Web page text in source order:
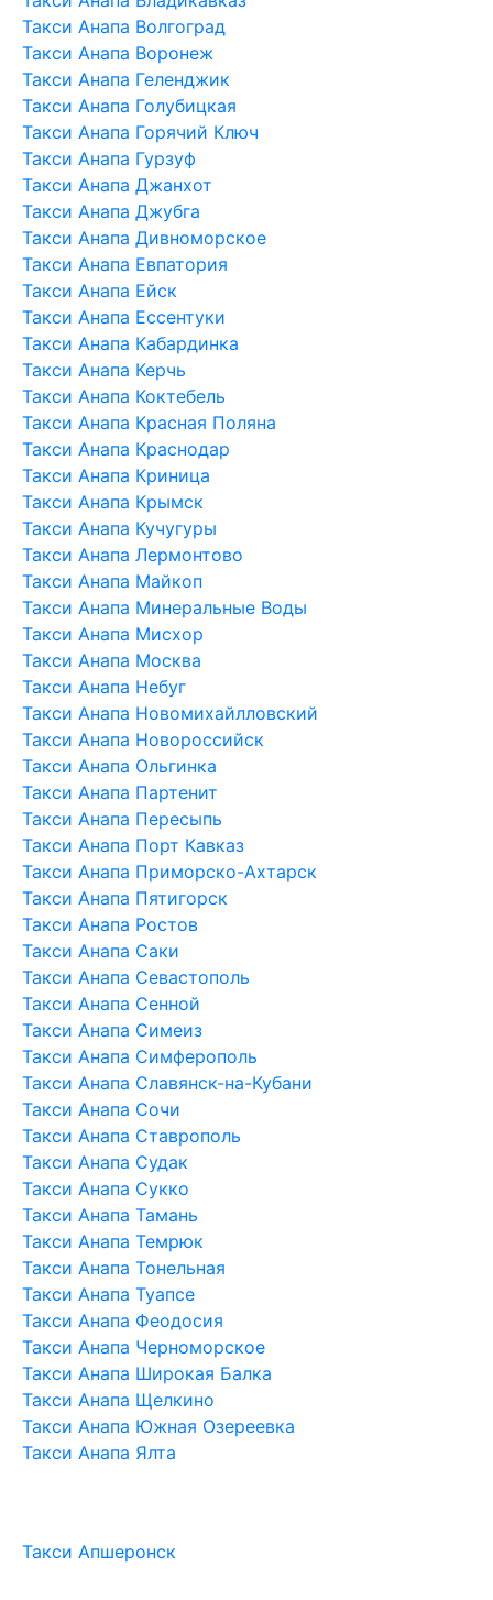
Такси Анапа Волгоград
Такси Анапа Воронеж
Такси Анапа Геленджик
Такси Анапа Голубицкая
Такси Анапа Горячий Ключ
Такси Анапа Гурзуф
Такси Анапа Джанхот
Такси Анапа Джубга
Такси Анапа Дивноморское
Такси Анапа Евпатория
Такси Анапа Ейск
Такси Анапа Ессентуки
Такси Анапа Кабардинка
Такси Анапа Керчь
Такси Анапа Коктебель
Такси Анапа Красная Поляна
Такси Анапа Краснодар
Такси Анапа Криница
Такси Анапа Крымск
Такси Анапа Кучугуры
Такси Анапа Лермонтово
Такси Анапа Майкоп
Такси Анапа Минеральные Воды
Такси Анапа Мисхор
Такси Анапа Москва
Такси Анапа Небуг
Такси Анапа Новомихайлловский
Такси Анапа Новороссийск
Такси Анапа Ольгинка
Такси Анапа Партенит
Такси Анапа Пересыпь
Такси Анапа Порт Кавказ
Такси Анапа Приморско-Ахтарск
Такси Анапа Пятигорск
Такси Анапа Ростов
Такси Анапа Саки
Такси Анапа Севастополь
Такси Анапа Сенной
Такси Анапа Симеиз
Такси Анапа Симферополь
Такси Анапа Славянск-на-Кубани
Такси Анапа Сочи
Такси Анапа Ставрополь
Такси Анапа Судак
Такси Анапа Сукко
Такси Анапа Тамань
Такси Анапа Темрюк
Такси Анапа Тонельная
Такси Анапа Туапсе
Такси Анапа Феодосия
Такси Анапа Черноморское
Такси Анапа Широкая Балка
Такси Анапа Щелкино
Такси Анапа Южная Озереевка
Такси Анапа Ялта
Такси Апшеронск